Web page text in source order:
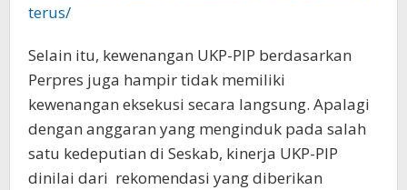
terus/
Selain itu, kewenangan UKP-PIP berdasarkan
Perpres juga hampir tidak memiliki
kewenangan eksekusi secara langsung. Apalagi
dengan anggaran yang menginduk pada salah
satu kedeputian di Seskab, kinerja UKP-PIP
dinilai dari rekomendasi yang diberikan